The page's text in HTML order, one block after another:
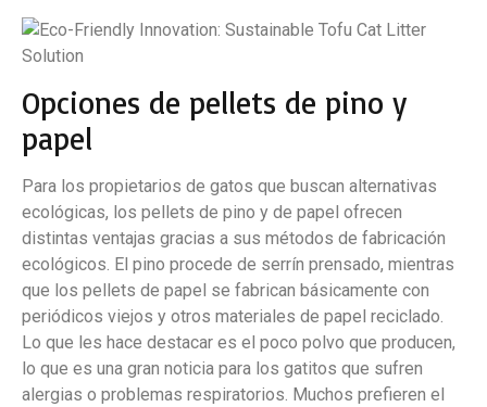
Opciones de pellets de pino y
papel
Para los propietarios de gatos que buscan alternativas
ecológicas, los pellets de pino y de papel ofrecen
distintas ventajas gracias a sus métodos de fabricación
ecológicos. El pino procede de serrín prensado, mientras
que los pellets de papel se fabrican básicamente con
periódicos viejos y otros materiales de papel reciclado.
Lo que les hace destacar es el poco polvo que producen,
lo que es una gran noticia para los gatitos que sufren
alergias o problemas respiratorios. Muchos prefieren el